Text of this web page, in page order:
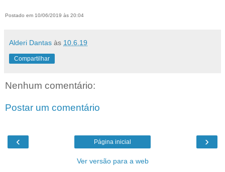
Postado em 10/06/2019 às 20:04
Alderi Dantas às 10.6.19
Compartilhar
Nenhum comentário:
Postar um comentário
‹ ›
Página inicial
Ver versão para a web